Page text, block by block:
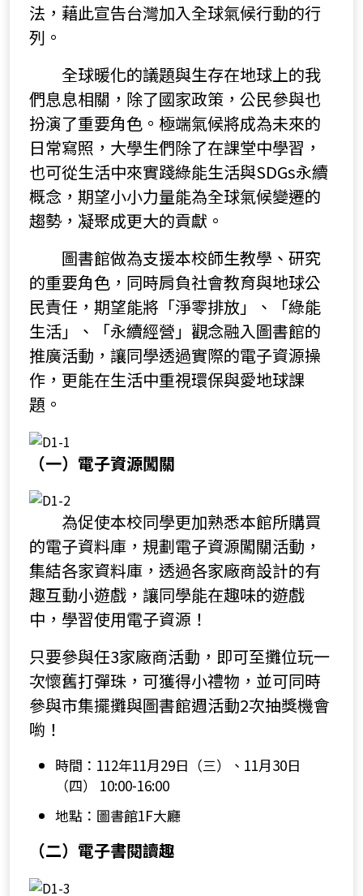
法，藉此宣告台灣加入全球氣候行動的行
列。
全球暖化的議題與生存在地球上的我
們息息相關，除了國家政策，公民參與也
扮演了重要角色。極端氣候將成為未來的
日常寫照，大學生們除了在課堂中學習，
也可從生活中來實踐綠能生活與SDGs永續
概念，期望小小力量能為全球氣候變遷的
趨勢，凝聚成更大的貢獻。
圖書館做為支援本校師生教學、研究
的重要角色，同時肩負社會教育與地球公
民責任，期望能將「淨零排放」、「綠能
生活」、「永續經營」觀念融入圖書館的
推廣活動，讓同學透過實際的電子資源操
作，更能在生活中重視環保與愛地球課
題。
（一）電子資源闖關
為促使本校同學更加熟悉本館所購買
的電子資料庫，規劃電子資源闖關活動，
集結各家資料庫，透過各家廠商設計的有
趣互動小遊戲，讓同學能在趣味的遊戲
中，學習使用電子資源！
只要參與任3家廠商活動，即可至攤位玩一
次懷舊打彈珠，可獲得小禮物，並可同時
參與市集擺攤與圖書館週活動2次抽獎機會
喲！
時間：112年11月29日（三）、11月30日
（四） 10:00-16:00
地點：圖書館1F大廳
（二）電子書閱讀趣